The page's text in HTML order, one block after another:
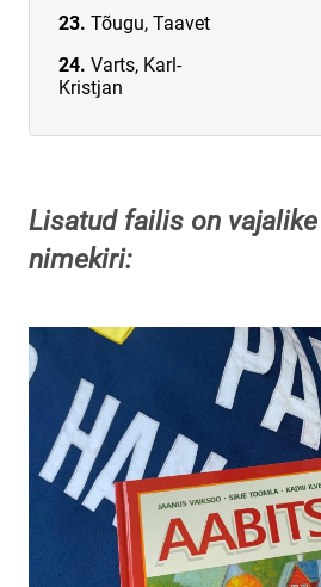
Tõugu, Taavet
Varts, Karl-
Kristjan
Lisatud failis on
nimekiri: